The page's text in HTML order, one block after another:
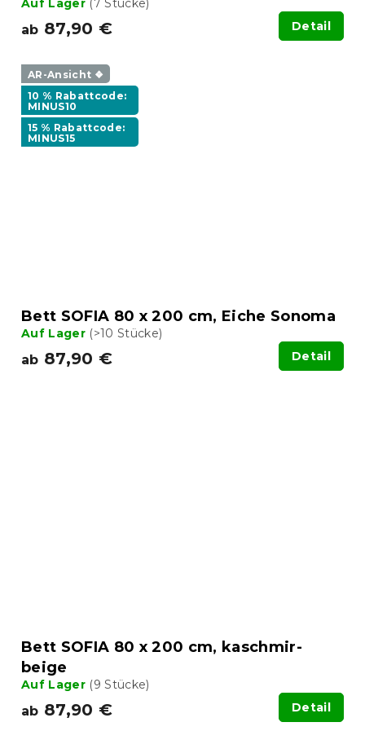
Auf Lager (7 Stücke)
ab 87,90 € Detail
AR-Ansicht ❖
10 % Rabattcode:
MINUS10
15 % Rabattcode:
MINUS15
Bett SOFIA 80 x 200 cm, Eiche Sonoma
Auf Lager (>10 Stücke)
ab 87,90 € Detail
Bett SOFIA 80 x 200 cm, kaschmir-
beige
Auf Lager (9 Stücke)
ab 87,90 € Detail